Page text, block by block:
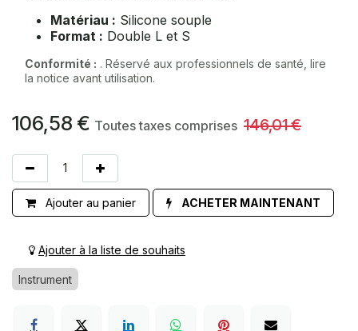
Matériau : Silicone souple
Format : Double L et S
Conformité : . Réservé aux professionnels de santé, lire
la notice avant utilisation.
106,58 € Toutes taxes comprises 146,01€
Ajouter au panier ACHETER MAINTENANT
Ajouter à la liste de souhaits
Instrument